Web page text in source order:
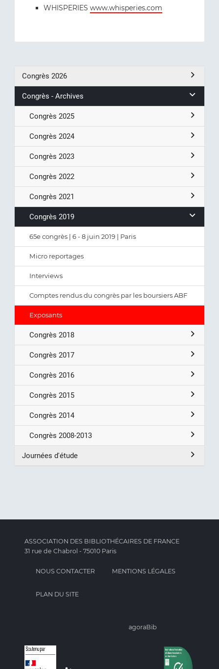
WHISPERIES www.whisperies.com
Congrès 2026
Congrès - Archives
Congrès 2025
Congrès 2024
Congrès 2023
Congrès 2022
Congrès 2021
Congrès 2019
65e congrès | 6 - 8 juin 2019 | Paris
Micro reportages
Interviews
Comptes rendus du congrès par les boursiers ABF
Exposants
Congrès 2018
Congrès 2017
Congrès 2016
Congrès 2015
Congrès 2014
Congrès 2008-2013
Journées d'étude
ASSOCIATION DES BIBLIOTHÉCAIRES DE FRANCE
31 rue de Chabrol - 75010 Paris
NOUS CONTACTER MENTIONS LÉGALES
PLAN DU SITE
agoraBib